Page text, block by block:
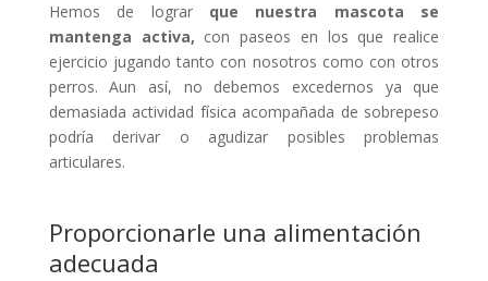
Hemos de lograr que nuestra mascota se
mantenga activa, con paseos en los que realice
ejercicio jugando tanto con nosotros como con otros
perros. Aun así, no debemos excedernos ya que
demasiada actividad física acompañada de sobrepeso
podría derivar o agudizar posibles problemas
articulares.
Proporcionarle una alimentación
adecuada